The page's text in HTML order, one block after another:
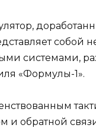
собой
системами,
«Формулы-1».
и обратной